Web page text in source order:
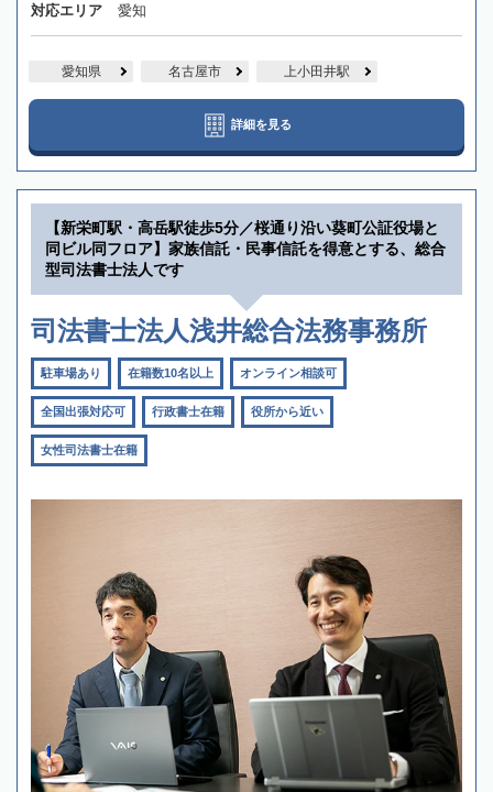
対応エリア 愛知
愛知県 名古屋市 上小田井駅
詳細を見る
【新栄町駅・高岳駅徒歩5分／桜通り沿い葵町公証役場と
同ビル同フロア】家族信託・民事信託を得意とする、総合
型司法書士法人です
司法書士法人浅井総合法務事務所
駐車場あり 在籍数10名以上 オンライン相談可
全国出張対応可 行政書士在籍 役所から近い
女性司法書士在籍